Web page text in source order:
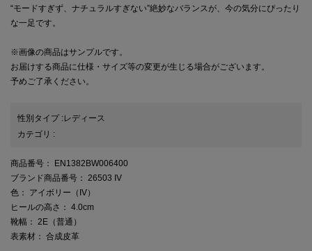
“モードすぎず、ナチュラルすぎない”絶妙なバランスが、今の気分にぴったり
な一足です。
※画像の商品はサンプルです。
お届けする商品に仕様・サイズ等の変更が生じる場合がございます。
予めご了承ください。
性別タイプ :レディース
カテゴリ :
商品番号 ： EN1382BW006400
ブランド商品番号 ： 26503 IV
色 ： アイボリー（IV）
ヒールの高さ ： 4.0cm
靴幅 ： 2E（普通）
表素材 ： 合成皮革